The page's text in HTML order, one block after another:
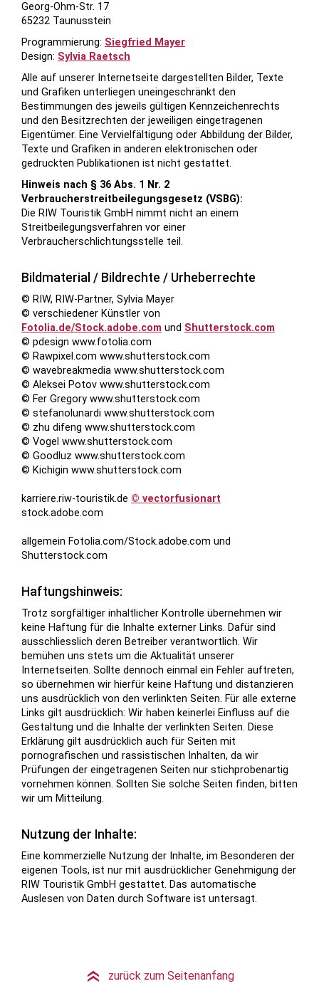
Georg-Ohm-Str. 17
65232 Taunusstein
Programmierung: Siegfried Mayer
Design: Sylvia Raetsch
Alle auf unserer Internetseite dargestellten Bilder, Texte
und Grafiken unterliegen uneingeschränkt den
Bestimmungen des jeweils gültigen Kennzeichenrechts
und den Besitzrechten der jeweiligen eingetragenen
Eigentümer. Eine Vervielfältigung oder Abbildung der Bilder,
Texte und Grafiken in anderen elektronischen oder
gedruckten Publikationen ist nicht gestattet.
Hinweis nach § 36 Abs. 1 Nr. 2
Verbraucherstreitbeilegungsgesetz (VSBG):
Die RIW Touristik GmbH nimmt nicht an einem
Streitbeilegungsverfahren vor einer
Verbraucherschlichtungsstelle teil.
Bildmaterial / Bildrechte / Urheberrechte
© RIW, RIW-Partner, Sylvia Mayer
© verschiedener Künstler von
Fotolia.de/Stock.adobe.com und Shutterstock.com
© pdesign www.fotolia.com
© Rawpixel.com www.shutterstock.com
© wavebreakmedia www.shutterstock.com
© Aleksei Potov www.shutterstock.com
© Fer Gregory www.shutterstock.com
© stefanolunardi www.shutterstock.com
© zhu difeng www.shutterstock.com
© Vogel www.shutterstock.com
© Goodluz www.shutterstock.com
© Kichigin www.shutterstock.com
karriere.riw-touristik.de © vectorfusionart
stock.adobe.com
allgemein Fotolia.com/Stock.adobe.com und
Shutterstock.com
Haftungshinweis:
Trotz sorgfältiger inhaltlicher Kontrolle übernehmen wir
keine Haftung für die Inhalte externer Links. Dafür sind
ausschliesslich deren Betreiber verantwortlich. Wir
bemühen uns stets um die Aktualität unserer
Internetseiten. Sollte dennoch einmal ein Fehler auftreten,
so übernehmen wir hierfür keine Haftung und distanzieren
uns ausdrücklich von den verlinkten Seiten. Für alle externe
Links gilt ausdrücklich: Wir haben keinerlei Einfluss auf die
Gestaltung und die Inhalte der verlinkten Seiten. Diese
Erklärung gilt ausdrücklich auch für Seiten mit
pornografischen und rassistischen Inhalten, da wir
Prüfungen der eingetragenen Seiten nur stichprobenartig
vornehmen können. Sollten Sie solche Seiten finden, bitten
wir um Mitteilung.
Nutzung der Inhalte:
Eine kommerzielle Nutzung der Inhalte, im Besonderen der
eigenen Tools, ist nur mit ausdrücklicher Genehmigung der
RIW Touristik GmbH gestattet. Das automatische
Auslesen von Daten durch Software ist untersagt.
» zurück zum Seitenanfang